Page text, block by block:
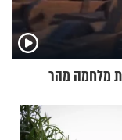
מלחמה מהר